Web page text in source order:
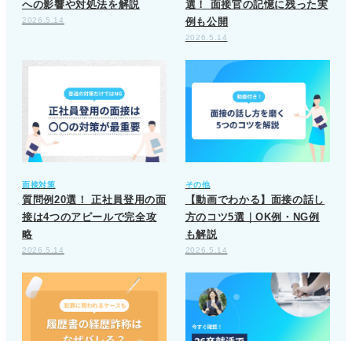
への影響や対処法を解説
2026.5.14
選！ 面接官の記憶に残った実
例も公開
2026.5.14
面接対策
質問例20選！ 正社員登用の面
接は4つのアピールで完全攻
略
2026.5.14
その他
【動画でわかる】面接の話し
方のコツ5選｜OK例・NG例
も解説
2026.5.14